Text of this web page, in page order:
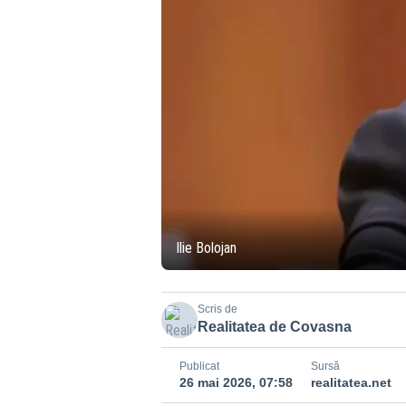
Ilie Bolojan
Scris de
Realitatea de Covasna
Publicat
26 mai 2026, 07:58
Sursă
realitatea.net